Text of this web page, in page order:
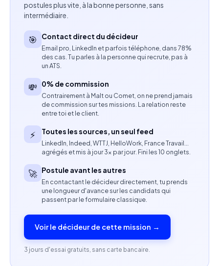
Participer à la création de contenus face caméra
Imaginer de nouveaux concepts éditoriaux et
organiser les tournages de manière autonome.
Animer les communautés, interagir avec les
abonnés et renforcer l’engagement.
Assurer une veille sur les tendances des réseaux
sociaux et les sujets liés à la santé féminine.
Collaborer avec les fondateurs, l’équipe marketing
et les experts métier.
Suivre les performances des contenus et
optimiser les formats et messages en fonction des
résultats.
Compétences attendues
Expérience en community management et
postules plus vite, à la bonne personne, sans
intermédiaire.
🎯 Contact direct du décideur
Email pro, LinkedIn et parfois téléphone, dans 78%
des cas. Tu parles à la personne qui recrute, pas à
un ATS.
💸 0% de commission
Contrairement à Malt ou Comet, on ne prend jamais
de commission sur tes missions. La relation reste
entre toi et le client.
⚡ Toutes les sources, un seul feed
LinkedIn, Indeed, WTTJ, HelloWork, France Travail…
agrégés et mis à jour 3× par jour. Fini les 10 onglets.
🚀 Postule avant les autres
En contactant le décideur directement, tu prends
une longueur d'avance sur les candidats qui
passent par le formulaire classique.
Voir le décideur de cette mission →
3 jours d'essai gratuits, sans carte bancaire.